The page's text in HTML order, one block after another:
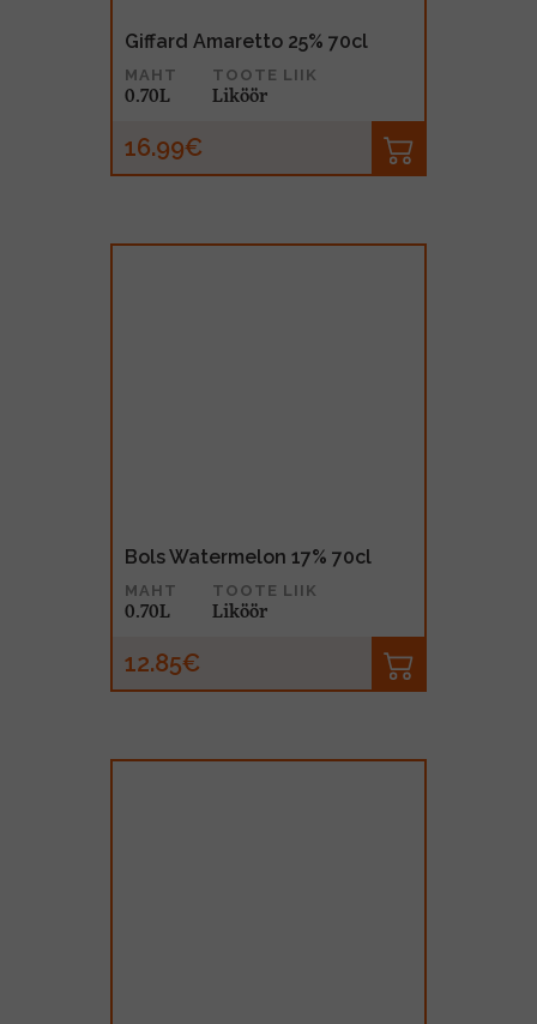
Giffard Amaretto 25% 70cl
MAHT
0.70L
TOOTE LIIK
Liköör
16.99€
Bols Watermelon 17% 70cl
MAHT
0.70L
TOOTE LIIK
Liköör
12.85€